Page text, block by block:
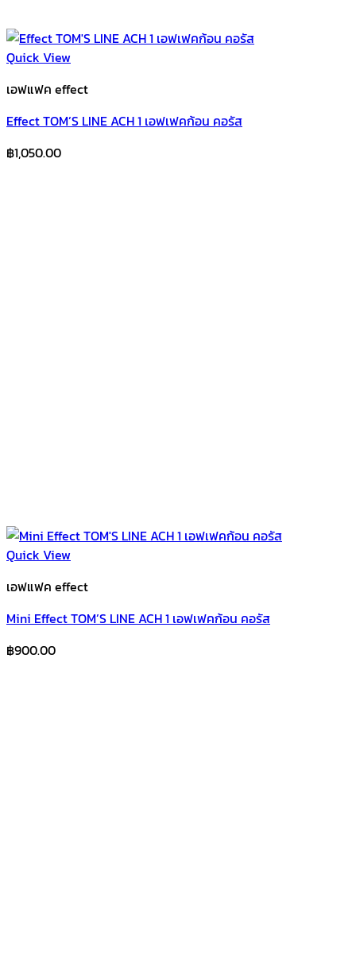
Quick View
เอฟแฟค effect
Effect TOM’S LINE ACH 1 เอฟเฟคก้อน คอรัส
฿1,050.00
Quick View
เอฟแฟค effect
Mini Effect TOM’S LINE ACH 1 เอฟเฟคก้อน คอรัส
฿900.00